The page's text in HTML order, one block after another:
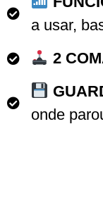
a usar,
2
onde